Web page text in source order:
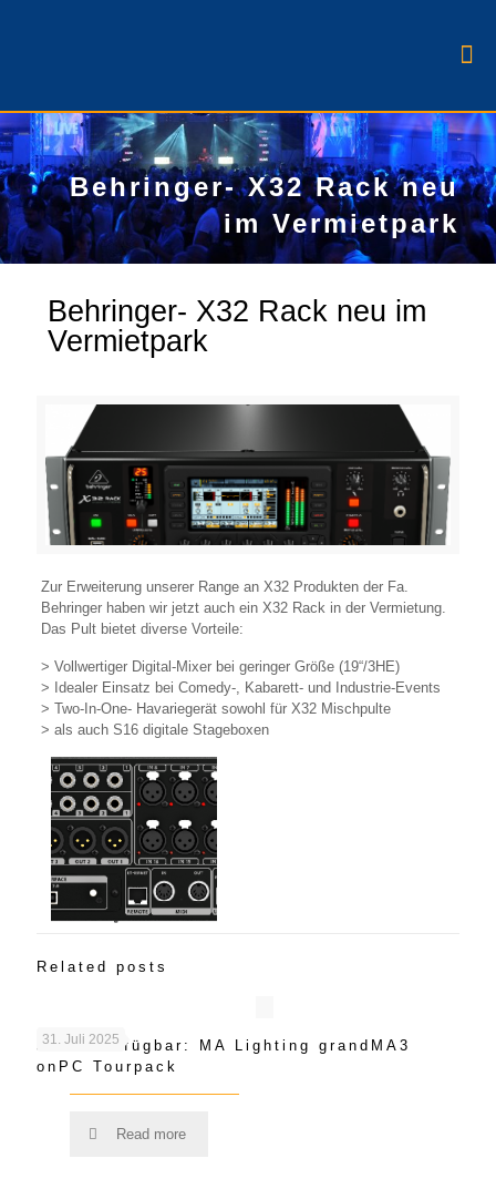
Behringer- X32 Rack neu
im Vermietpark
Behringer- X32 Rack neu im
Vermietpark
Zur Erweiterung unserer Range an X32 Produkten der Fa.
Behringer haben wir jetzt auch ein X32 Rack in der Vermietung.
Das Pult bietet diverse Vorteile:
> Vollwertiger Digital-Mixer bei geringer Größe (19“/3HE)
> Idealer Einsatz bei Comedy-, Kabarett- und Industrie-Events
> Two-In-One- Havariegerät sowohl für X32 Mischpulte
> als auch S16 digitale Stageboxen
Related posts
31. Juli 2025
Jetzt Verfügbar: MA Lighting grandMA3
onPC Tourpack
Read more